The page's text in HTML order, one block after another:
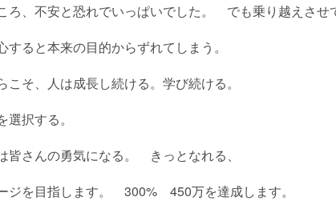
ろ、不安と恐れでいっぱいでした。 でも乗り越えさせ
すると本来の目的からずれてしまう。
こそ、人は成長し続ける。学び続ける。
選択する。
皆さんの勇気になる。 きっとなれる、
ジを目指します。 300% 450万を達成します。